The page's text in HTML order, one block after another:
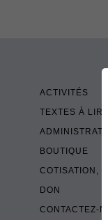
ACTIVITÉS
TEXTES À LIRE
BOUTIQUE
COTISATION,
DON
CONTACTEZ-